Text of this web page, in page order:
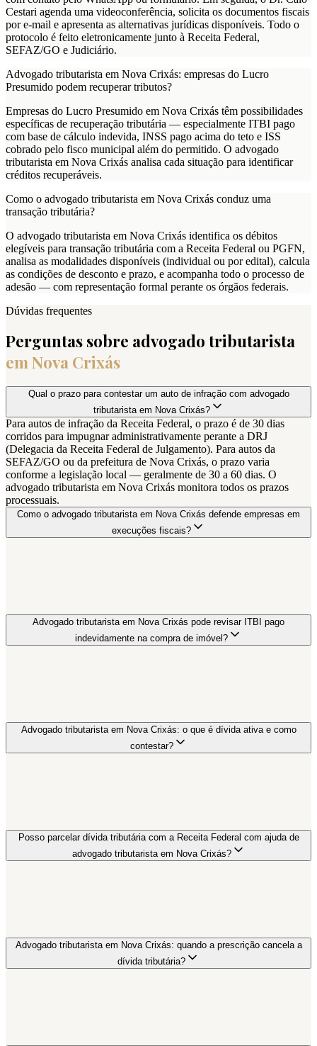
Cestari agenda uma videoconferência, solicita os documentos fiscais
por e-mail e apresenta as alternativas jurídicas disponíveis. Todo o
protocolo é feito eletronicamente junto à Receita Federal,
SEFAZ/GO e Judiciário.
Advogado tributarista em Nova Crixás: empresas do Lucro
Presumido podem recuperar tributos?
Empresas do Lucro Presumido em Nova Crixás têm possibilidades
específicas de recuperação tributária — especialmente ITBI pago
com base de cálculo indevida, INSS pago acima do teto e ISS
cobrado pelo fisco municipal além do permitido. O advogado
tributarista em Nova Crixás analisa cada situação para identificar
créditos recuperáveis.
Como o advogado tributarista em Nova Crixás conduz uma
transação tributária?
O advogado tributarista em Nova Crixás identifica os débitos
elegíveis para transação tributária com a Receita Federal ou PGFN,
analisa as modalidades disponíveis (individual ou por edital), calcula
as condições de desconto e prazo, e acompanha todo o processo de
adesão — com representação formal perante os órgãos federais.
Dúvidas frequentes
Perguntas sobre advogado tributarista
emNova Crixás
Qual o prazo para contestar um auto de infração com advogado
tributarista em Nova Crixás?
Para autos de infração da Receita Federal, o prazo é de 30 dias
corridos para impugnar administrativamente perante a DRJ
(Delegacia da Receita Federal de Julgamento). Para autos da
SEFAZ/GO ou da prefeitura de Nova Crixás, o prazo varia
conforme a legislação local — geralmente de 30 a 60 dias. O
advogado tributarista em Nova Crixás monitora todos os prazos
processuais.
Como o advogado tributarista em Nova Crixás defende empresas em
execuções fiscais?
Advogado tributarista em Nova Crixás pode revisar ITBI pago
indevidamente na compra de imóvel?
Advogado tributarista em Nova Crixás: o que é dívida ativa e como
contestar?
Posso parcelar dívida tributária com a Receita Federal com ajuda de
advogado tributarista em Nova Crixás?
Advogado tributarista em Nova Crixás: quando a prescrição cancela a
dívida tributária?